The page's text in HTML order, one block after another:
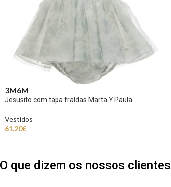
3M6M
Jesusito com tapa fraldas Marta Y Paula
Vestidos
61.20€
O que dizem os nossos clientes